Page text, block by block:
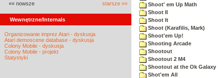
«« nowsze starsze »»
Wewnętrzne/Internals
Organizowanie imprez Atari - dyskusja
Atari demoscene database - dyskusja
Colony Mobile - dyskusja
Colony Mobile - projekt
Statystyki
Shoot' em Up Math
Shoot II
Shoot It
Shoot (Karafilis, Mark)
Shoot'em Up!
Shooting Arcade
Shootout
Shootout 2 M4
Shootout at the Ok Galaxy
Shot'em All